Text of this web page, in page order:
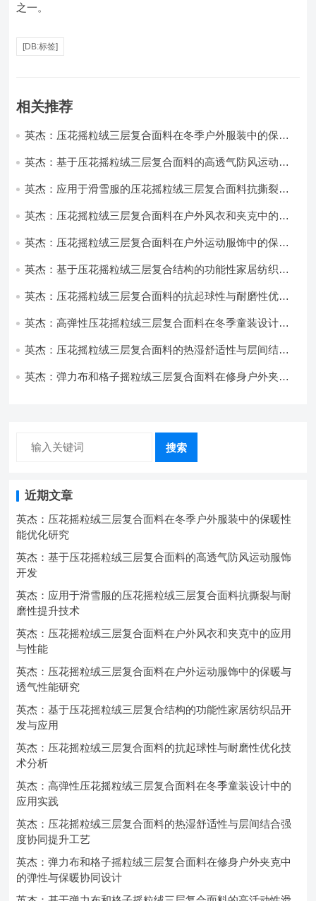
之一。
[DB:标签]
相关推荐
英杰：压花摇粒绒三层复合面料在冬季户外服装中的保暖
英杰：基于压花摇粒绒三层复合面料的高透气防风运动服
英杰：应用于滑雪服的压花摇粒绒三层复合面料抗撕裂与
英杰：压花摇粒绒三层复合面料在户外风衣和夹克中的应
英杰：压花摇粒绒三层复合面料在户外运动服饰中的保暖
英杰：基于压花摇粒绒三层复合结构的功能性家居纺织品
英杰：压花摇粒绒三层复合面料的抗起球性与耐磨性优化
英杰：高弹性压花摇粒绒三层复合面料在冬季童装设计中
英杰：压花摇粒绒三层复合面料的热湿舒适性与层间结合
英杰：弹力布和格子摇粒绒三层复合面料在修身户外夹克
搜索
近期文章
英杰：压花摇粒绒三层复合面料在冬季户外服装中的保暖性
能优化研究
英杰：基于压花摇粒绒三层复合面料的高透气防风运动服饰
开发
英杰：应用于滑雪服的压花摇粒绒三层复合面料抗撕裂与耐
磨性提升技术
英杰：压花摇粒绒三层复合面料在户外风衣和夹克中的应用
与性能
英杰：压花摇粒绒三层复合面料在户外运动服饰中的保暖与
透气性能研究
英杰：基于压花摇粒绒三层复合结构的功能性家居纺织品开
发与应用
英杰：压花摇粒绒三层复合面料的抗起球性与耐磨性优化技
术分析
英杰：高弹性压花摇粒绒三层复合面料在冬季童装设计中的
应用实践
英杰：压花摇粒绒三层复合面料的热湿舒适性与层间结合强
度协同提升工艺
英杰：弹力布和格子摇粒绒三层复合面料在修身户外夹克中
的弹性与保暖协同设计